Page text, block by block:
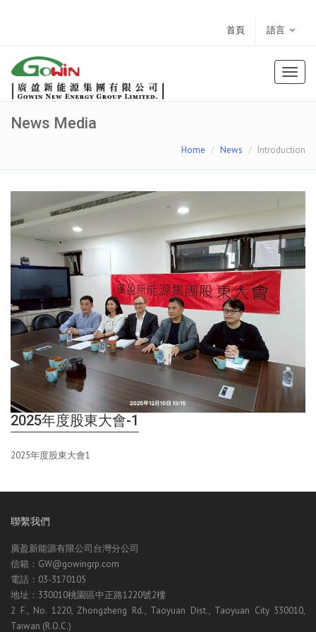
首頁 語言
News Media
Home News Introduction
2025年度股東大會-1
2025年度股東大會1
聯繫我們
廣盈新能源有限公司台灣分公司
信箱：GW@gowingrp.com
電話：03-3170105
地址：330010桃園區中正路1220號2樓
2 F., No. 1220, Zhongzheng Rd., Taoyuan Dist., Taoyuan City 330010,
Taiwan (R.O.C.)